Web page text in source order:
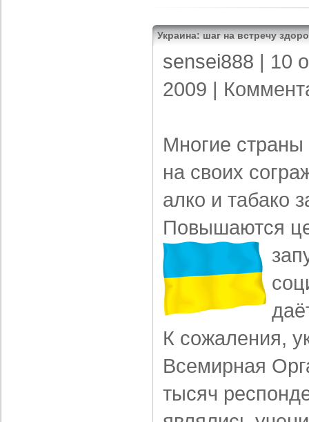
Украина: шаг на встречу
sensei888 | 10
2009 |
Многие
на своих
алко и табако
Повышаются
К сожаления,
Всемирная
тысяч